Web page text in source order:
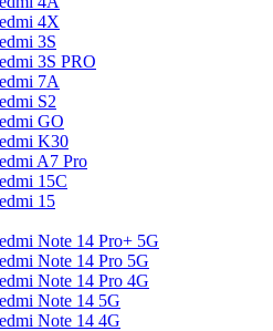
4X
3S
3S PRO
7A
S2
GO
K30
A7 Pro
15C
15
Note 14 Pro+ 5G
Note 14 Pro 5G
Note 14 Pro 4G
Note 14 5G
Note 14 4G